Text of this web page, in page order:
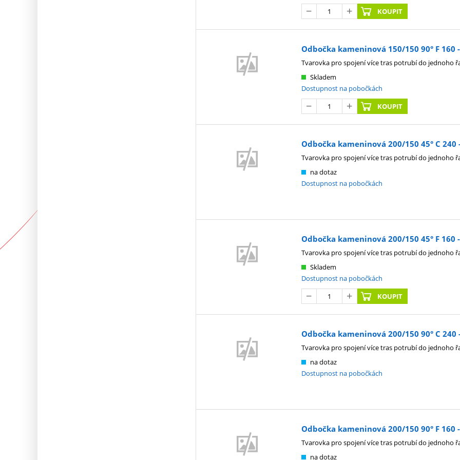
KOUPIT
Odbočka kameninová 150/150 90° F 160
Skladem
Dostupnost na pobočkách
KOUPIT
Tvarovka pro spojení více tras potrubí do jednoho
Odbočka kameninová 200/150 45° C
na dotaz
Dostupnost na pobočkách
Tvarovka pro spojení více tras potrubí do jednoho
Odbočka kameninová 200/150 45° F 160
Skladem
Dostupnost na pobočkách
KOUPIT
Tvarovka pro spojení více tras potrubí do jednoho
Odbočka kameninová 200/150 90° C
na dotaz
Dostupnost na pobočkách
Tvarovka pro spojení více tras potrubí do jednoho
Odbočka kameninová 200/150 90° F
na dotaz
Tvarovka pro spojení více tras potrubí do jednoho